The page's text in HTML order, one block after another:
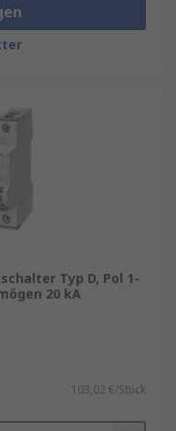
Typ D, Pol 1-
20 kA
103,02 €/Stück